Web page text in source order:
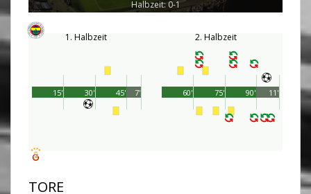
Halbzeit: 0-1
1. Halbzeit
45'
15' 30' 7'
2. Halbzeit
90'
60' 75' 11'
TORE